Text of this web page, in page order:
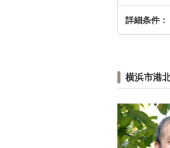
詳細条件
横浜市港